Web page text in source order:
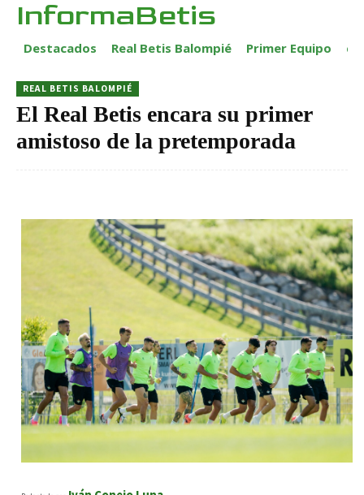
InformaBetis
Destacados Real Betis Balompié Primer Equipo
REAL BETIS BALOMPIÉ
El Real Betis encara su primer
amistoso de la pretemporada